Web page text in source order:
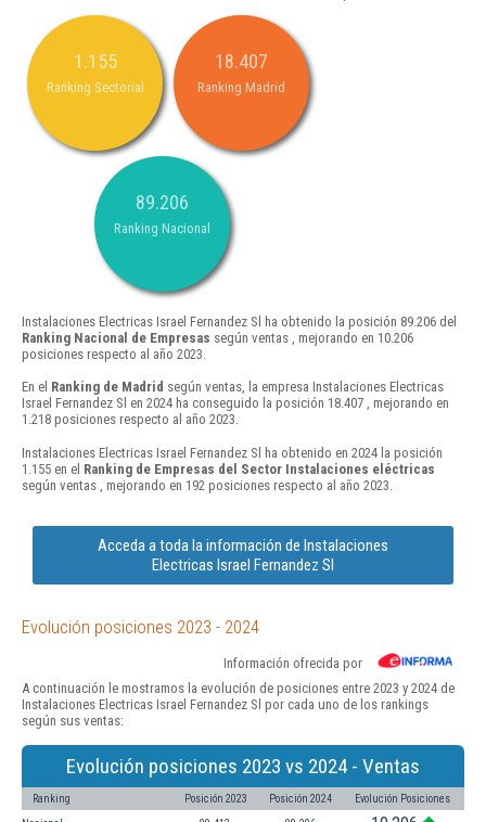
1.155
Ranking Sectorial
18.407
Ranking Madrid
89.206
Ranking Nacional
Instalaciones Electricas Israel Fernandez Sl ha obtenido la posición 89.206 del
Ranking Nacional de Empresas según ventas , mejorando en 10.206
posiciones respecto al año 2023.
En el Ranking de Madrid según ventas, la empresa Instalaciones Electricas
Israel Fernandez Sl en 2024 ha conseguido la posición 18.407 , mejorando en
1.218 posiciones respecto al año 2023.
Instalaciones Electricas Israel Fernandez Sl ha obtenido en 2024 la posición
1.155 en el Ranking de Empresas del Sector Instalaciones eléctricas
según ventas , mejorando en 192 posiciones respecto al año 2023.
Acceda a toda la información de Instalaciones
Electricas Israel Fernandez Sl
Evolución posiciones 2023 - 2024
Información ofrecida por
A continuación le mostramos la evolución de posiciones entre 2023 y 2024 de
Instalaciones Electricas Israel Fernandez Sl por cada uno de los rankings
según sus ventas:
Evolución posiciones 2023 vs 2024 - Ventas
Ranking Posición 2023 Posición 2024 Evolución Posiciones